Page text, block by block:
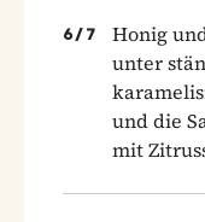
6/ 7
Honig
unter
und die
mit